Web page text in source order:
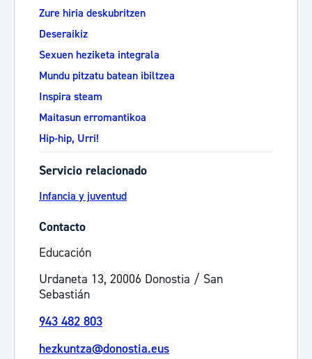
Zure hiria deskubritzen
Deseraikiz
Sexuen heziketa integrala
Mundu pitzatu batean ibiltzea
Inspira steam
Maitasun erromantikoa
Hip-hip, Urri!
Servicio relacionado
Infancia y juventud
Contacto
Educación
Urdaneta 13, 20006 Donostia / San
Sebastián
943 482 803
hezkuntza@donostia.eus